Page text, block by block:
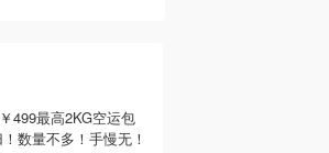
499最高2KG空运包
数量不多！手慢无！